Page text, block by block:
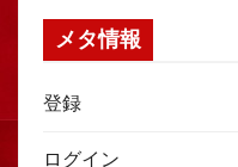
メタ情報
登録
ログイン